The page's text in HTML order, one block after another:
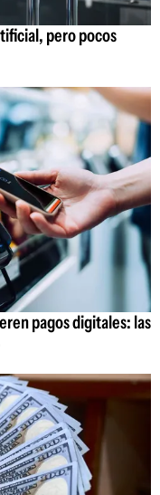
pero pocos
pagos digitales: las